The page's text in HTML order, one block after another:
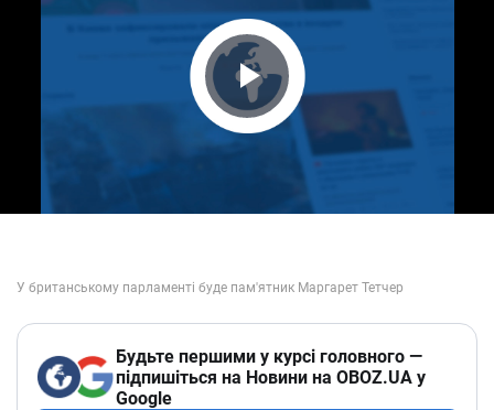
Play Video
Будьте першими у курсі головного —
підпишіться на Новини на OBOZ.UA у
Google